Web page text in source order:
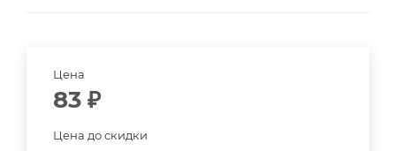
Цена
83 ₽
Цена до скидки